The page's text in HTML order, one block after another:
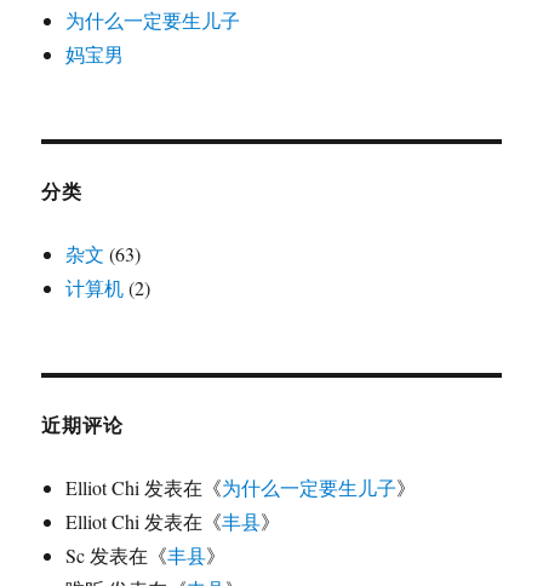
为什么一定要生儿子
妈宝男
分类
杂文 (63)
计算机(2)
近期评论
Elliot Chi 发表在《为什么一定要生儿子》
Elliot Chi 发表在《丰县》
Sc 发表在《丰县》